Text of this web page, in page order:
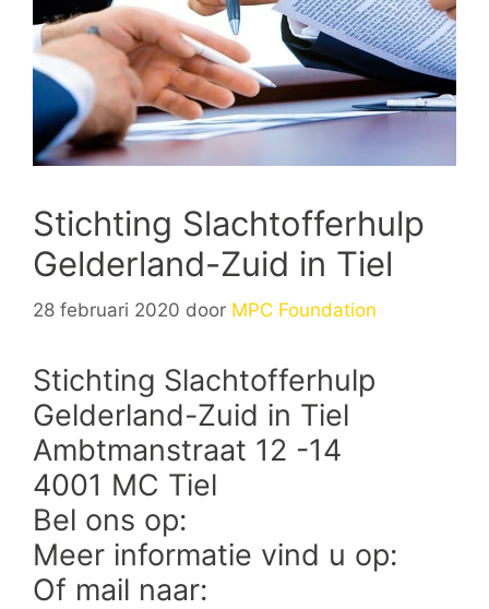
Stichting Slachtofferhulp
Gelderland-Zuid in Tiel
28 februari 2020 door MPC Foundation
Stichting Slachtofferhulp
Gelderland-Zuid in Tiel
Ambtmanstraat 12 -14
4001 MC Tiel
Bel ons op:
Meer informatie vind u op:
Of mail naar: